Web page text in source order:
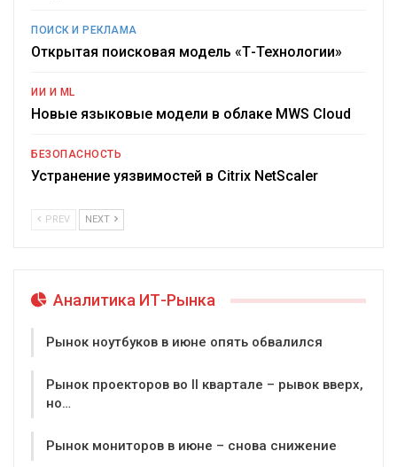
ПОИСК И РЕКЛАМА
Открытая поисковая модель «Т-Технологии»
ИИ И ML
Новые языковые модели в облаке MWS Cloud
БЕЗОПАСНОСТЬ
Устранение уязвимостей в Citrix NetScaler
PREV NEXT
Аналитика ИТ-Рынка
Рынок ноутбуков в июне опять обвалился
Рынок проекторов во II квартале – рывок вверх,
но…
Рынок мониторов в июне – снова снижение